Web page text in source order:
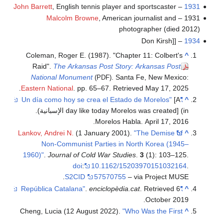
1931
–
John Barrett, English tennis player and sportscaster
1931 –
Malcolm Browne, American journalist and
photographer (died 2012)
1934
– [[Don Kirsh
^
Coleman, Roger E. (1987). "Chapter 11: Colbert's
Raid". The Arkansas Post Story: Arkansas Post
National Monument (PDF) . Santa Fe, New Mexico:
Eastern National . pp. 65–67 . Retrieved May 17, 2025
^
"Un día como hoy se crea el Estado de Morelos"
[A
day like today Morelos was created] (in الإسبانية).
Morelos Habla. April 17, 2016.
^
Lankov, Andrei N. (1 January 2001)."The Demise of
Non-Communist Parties in North Korea (1945–
1960)".Journal of Cold War Studies.3 (1): 103–125.
doi: 10.1162/15203970151032164.
S2CID
57570755 – via Project MUSE.
^
"República Catalana"
.enciclopèdia.cat. Retrieved6
October 2019
.
^
Cheng, Lucia (12 August 2022)."Who Was the First